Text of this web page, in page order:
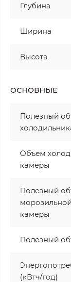
Глубина
Ширина
Высота
ОСНОВНЫЕ
Полезный
Объем
камеры
Полезный
морозильной
камеры
Полезный
(кВтч/год)